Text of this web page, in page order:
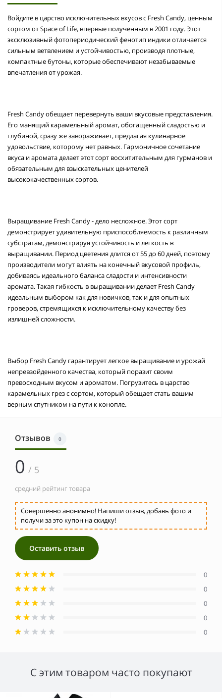
Войдите в царство исключительных вкусов с Fresh Candy, ценным
сортом от Space of Life, впервые полученным в 2001 году. Этот
эксклюзивный фотопериодический фенотип индики отличается
сильным ветвлением и устойчивостью, производя плотные,
компактные бутоны, которые обеспечивают незабываемые
впечатления от урожая.
Fresh Candy обещает перевернуть ваши вкусовые представления.
Его манящий карамельный аромат, обогащенный сладостью и
глубиной, сразу же завораживает, предлагая кулинарное
удовольствие, которому нет равных. Гармоничное сочетание
вкуса и аромата делает этот сорт восхитительным для гурманов и
обязательным для взыскательных ценителей
высококачественных сортов.
Выращивание Fresh Candy - дело несложное. Этот сорт
демонстрирует удивительную приспособляемость к различным
субстратам, демонстрируя устойчивость и легкость в
выращивании. Период цветения длится от 55 до 60 дней, поэтому
производители могут влиять на конечный вкусовой профиль,
добиваясь идеального баланса сладости и интенсивности
аромата. Такая гибкость в выращивании делает Fresh Candy
идеальным выбором как для новичков, так и для опытных
гроверов, стремящихся к исключительному качеству без
излишней сложности.
Выбор Fresh Candy гарантирует легкое выращивание и урожай
непревзойденного качества, который поразит своим
превосходным вкусом и ароматом. Погрузитесь в царство
карамельных грез с сортом, который обещает стать вашим
верным спутником на пути к конопле.
Отзывов 0
0 / 5
средний рейтинг товара
Совершенно анонимно! Напиши отзыв, добавь фото и
получи за это купон на скидку!
Оставить отзыв
0
0
0
0
0
С этим товаром часто покупают